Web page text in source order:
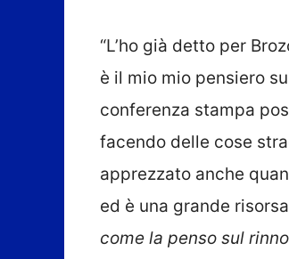
“L’ho già detto per
è il mio mio pensiero
conferenza stampa
facendo delle cose
apprezzato anche
ed è una grande
come la penso sul